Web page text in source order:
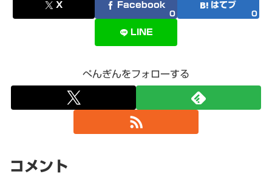
X Facebook
0
はてブ
0
LINE
ぺんぎんをフォローする
コメント